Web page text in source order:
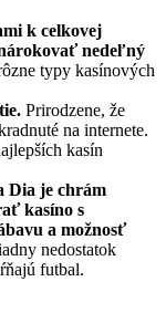
k celkovej
nedeľný
typy kasínových
Prirodzene, že
na internete.
kasín
Dia je chrám
kasíno s
a možnosť
nedostatok
futbal.